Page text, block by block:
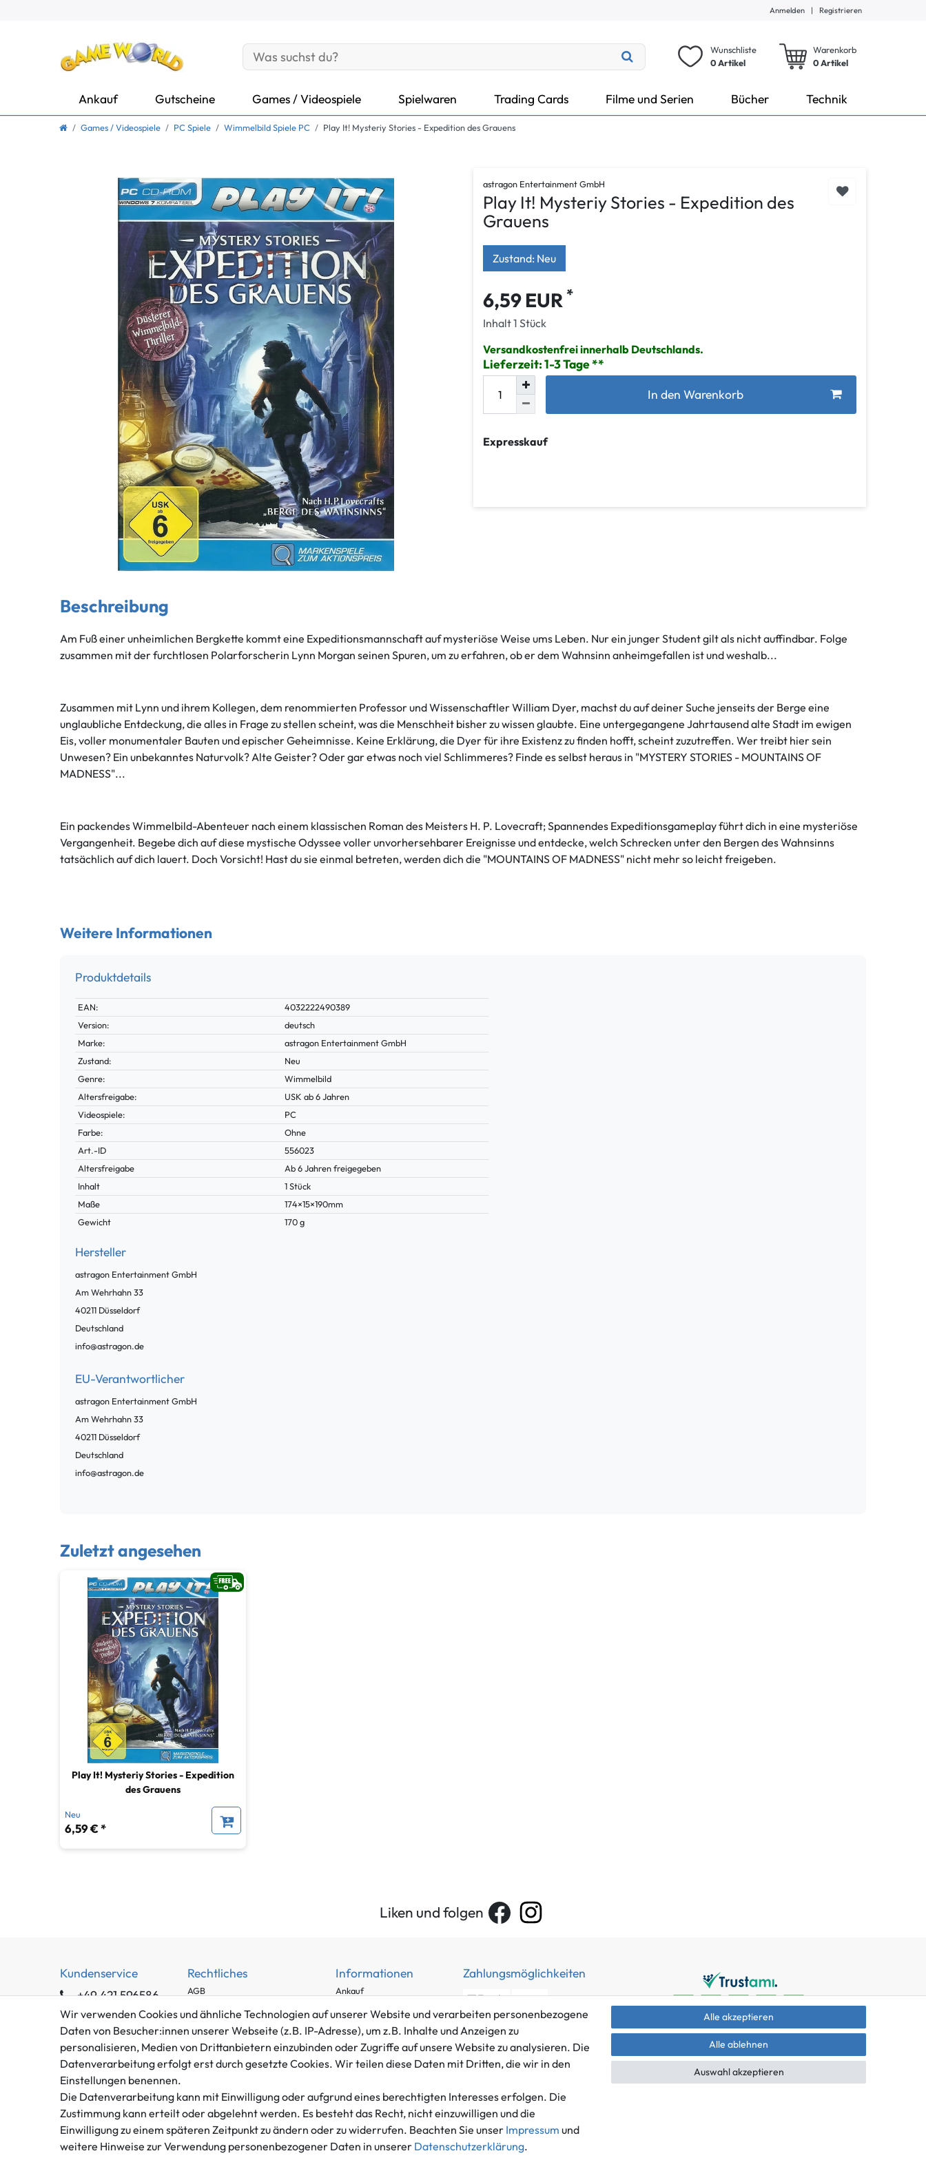
Anmelden | Registrieren
Wunschliste
0 Artikel
Warenkorb
0Artikel
Ankauf Gutscheine Games / Videospiele Spielwaren Trading Cards Filme und Serien Bücher Technik
Games / Videospiele PC Spiele Wimmelbild Spiele PC Play It! Mysteriy Stories - Expedition des Grauens
astragon Entertainment GmbH
Play It! Mysteriy Stories - Expedition des
Grauens
Zustand: Neu
6,59 EUR *
Inhalt1 Stück
Versandkostenfrei innerhalb Deutschlands.
Lieferzeit: 1-3 Tage
In den Warenkorb
Expresskauf
Beschreibung
Am Fuß einer unheimlichen Bergkette kommt eine Expeditionsmannschaft auf mysteriöse Weise ums Leben. Nur ein junger Student gilt als nicht auffindbar. Folge
zusammen mit der furchtlosen Polarforscherin Lynn Morgan seinen Spuren, um zu erfahren, ob er dem Wahnsinn anheimgefallen ist und weshalb...
Zusammen mit Lynn und ihrem Kollegen, dem renommierten Professor und Wissenschaftler William Dyer, machst du auf deiner Suche jenseits der Berge eine
unglaubliche Entdeckung, die alles in Frage zu stellen scheint, was die Menschheit bisher zu wissen glaubte. Eine untergegangene Jahrtausend alte Stadt im ewigen
Eis, voller monumentaler Bauten und epischer Geheimnisse. Keine Erklärung, die Dyer für ihre Existenz zu finden hofft, scheint zuzutreffen. Wer treibt hier sein
Unwesen? Ein unbekanntes Naturvolk? Alte Geister? Oder gar etwas noch viel Schlimmeres? Finde es selbst heraus in "MYSTERY STORIES - MOUNTAINS OF
MADNESS"...
Ein packendes Wimmelbild-Abenteuer nach einem klassischen Roman des Meisters H. P. Lovecraft; Spannendes Expeditionsgameplay führt dich in eine mysteriöse
Vergangenheit. Begebe dich auf diese mystische Odyssee voller unvorhersehbarer Ereignisse und entdecke, welch Schrecken unter den Bergen des Wahnsinns
tatsächlich auf dich lauert. Doch Vorsicht! Hast du sie einmal betreten, werden dich die "MOUNTAINS OF MADNESS" nicht mehr so leicht freigeben.
Weitere Informationen
Produktdetails
Technisches
Merkmal
Wert
EAN:
4032222490389
Version:
deutsch
Marke:
astragon Entertainment GmbH
Zustand:
Neu
Genre:
Wimmelbild
Altersfreigabe:
USK ab 6 Jahren
Videospiele:
PC
Farbe:
Ohne
Technisches
Merkmal
Wert
Art.-ID
556023
Altersfreigabe
Ab 6 Jahren freigegeben
Inhalt
1 Stück
Maße
174×15×190mm
Gewicht
170 g
Hersteller
astragon Entertainment GmbH
Am Wehrhahn33
40211 Düsseldorf
Deutschland
info@astragon.de
EU-Verantwortlicher
astragon Entertainment GmbH
Am Wehrhahn33
40211 Düsseldorf
Deutschland
info@astragon.de
Zuletzt angesehen
Play It! Mysteriy Stories - Expedition
des Grauens
Neu
6,59 € *
Liken und folgen
Kundenservice
+49 421 596586
Mo. - Fr. 9 - 16 Uhr
info@gameworld.de
Kontaktformular
Rechtliches
AGB
Impressum
Datenschutzerklärung
Barrierefreiheitserklärung
Widerrufs­recht
Informationen
Ankauf
Häufig gestellte Fragen
Zahlung und Versand
Batterieentsorgung
Zahlungsmöglichkeiten
Mitglied im Händlerbund
Versand innerhalb Deutschlands.
Wir verwenden Cookies und ähnliche Technologien auf unserer Website und verarbeiten personenbezogene
Daten von Besucher:innen unserer Webseite (z.B. IP-Adresse), um z.B. Inhalte und Anzeigen zu
personalisieren, Medien von Drittanbietern einzubinden oder Zugriffe auf unsere Website zu analysieren. Die
Datenverarbeitung erfolgt erst durch gesetzte Cookies. Wir teilen diese Daten mit Dritten, die wir in den
Einstellungen benennen.
Die Datenverarbeitung kann mit Einwilligung oder aufgrund eines berechtigten Interesses erfolgen. Die
Zustimmung kann erteilt oder abgelehnt werden. Es besteht das Recht, nicht einzuwilligen und die
Einwilligung zu einem späteren Zeitpunkt zu ändern oder zu widerrufen. Beachten Sie unser Impressum und
weitere Hinweise zur Verwendung personenbezogener Daten in unserer Daten­schutz­erklärung.
Alle akzeptieren
Alle ablehnen
Auswahl akzeptieren